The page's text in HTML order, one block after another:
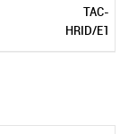
TAC-
HRID/E1